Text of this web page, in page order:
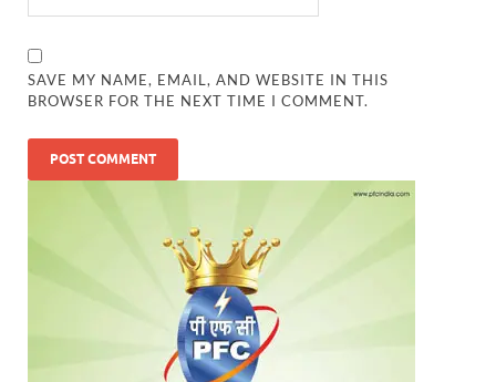
SAVE MY NAME, EMAIL, AND WEBSITE IN THIS
BROWSER FOR THE NEXT TIME I COMMENT.